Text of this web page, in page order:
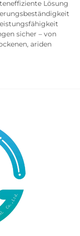
Lösung
sicher – von
ariden